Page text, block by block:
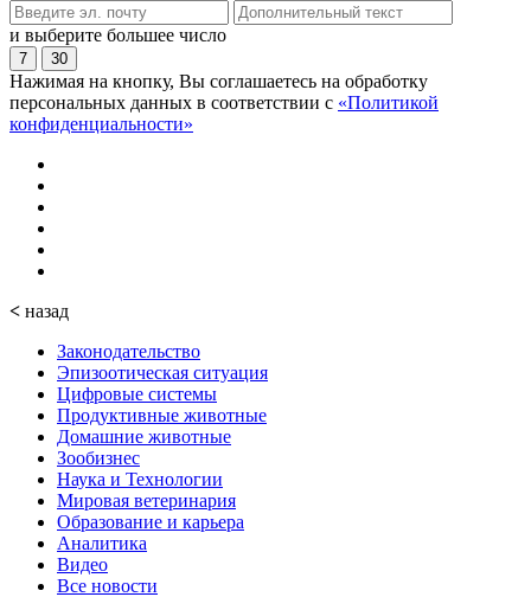
и выберите большее число
7 30
Нажимая на кнопку, Вы соглашаетесь на обработку
персональных данных в соответствии с «Политикой
конфиденциальности»
< назад
Законодательство
Эпизоотическая ситуация
Цифровые системы
Продуктивные животные
Домашние животные
Зообизнес
Наука и Технологии
Мировая ветеринария
Образование и карьера
Аналитика
Видео
Все новости